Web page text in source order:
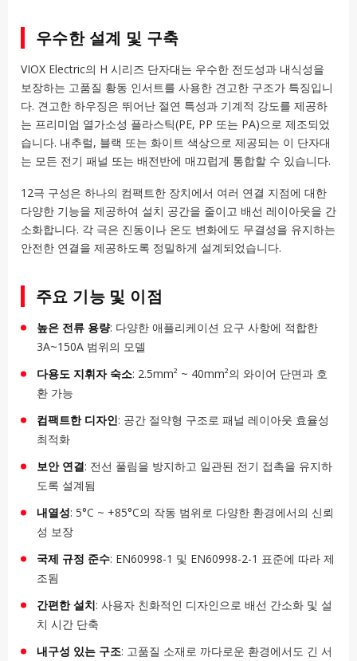
우수한 설계 및 구축
VIOX Electric의 H 시리즈 단자대는 우수한 전도성과 내식성을
보장하는 고품질 황동 인서트를 사용한 견고한 구조가 특징입니
다. 견고한 하우징은 뛰어난 절연 특성과 기계적 강도를 제공하
는 프리미엄 열가소성 플라스틱(PE, PP 또는 PA)으로 제조되었
습니다. 내추럴, 블랙 또는 화이트 색상으로 제공되는 이 단자대
는 모든 전기 패널 또는 배전반에 매끄럽게 통합할 수 있습니다.
12극 구성은 하나의 컴팩트한 장치에서 여러 연결 지점에 대한
다양한 기능을 제공하여 설치 공간을 줄이고 배선 레이아웃을 간
소화합니다. 각 극은 진동이나 온도 변화에도 무결성을 유지하는
안전한 연결을 제공하도록 정밀하게 설계되었습니다.
주요 기능 및 이점
높은 전류 용량: 다양한 애플리케이션 요구 사항에 적합한
3A~150A 범위의 모델
다용도 지휘자 숙소: 2.5mm² ~ 40mm²의 와이어 단면과 호
환 가능
컴팩트한 디자인: 공간 절약형 구조로 패널 레이아웃 효율성
최적화
보안 연결: 전선 풀림을 방지하고 일관된 전기 접촉을 유지하
도록 설계됨
내열성: 5°C ~ +85°C의 작동 범위로 다양한 환경에서의 신뢰
성 보장
국제 규정 준수: EN60998-1 및 EN60998-2-1 표준에 따라 제
조됨
간편한 설치: 사용자 친화적인 디자인으로 배선 간소화 및 설
치 시간 단축
내구성 있는 구조: 고품질 소재로 까다로운 환경에서도 긴 서